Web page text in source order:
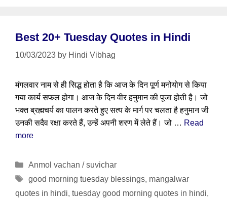
Best 20+ Tuesday Quotes in Hindi
10/03/2023 by Hindi Vibhag
मंगलवार नाम से ही सिद्ध होता है कि आज के दिन पूर्ण मनोयोग से किया
गया कार्य सफल होगा। आज के दिन वीर हनुमान की पूजा होती है। जो
भक्त ब्रह्मचर्य का पालन करते हुए सत्य के मार्ग पर चलता है हनुमान जी
उनकी सदैव रक्षा करते हैं, उन्हें अपनी शरण में लेते हैं। जो … Read
more
Categories
Anmol vachan / suvichar
Tags
good morning tuesday blessings, mangalwar
quotes in hindi, tuesday good morning quotes in hindi,